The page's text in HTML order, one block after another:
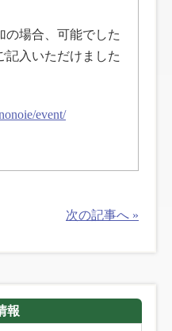
の場合、可能でした
記入いただけました
event/
次の記事へ »
報